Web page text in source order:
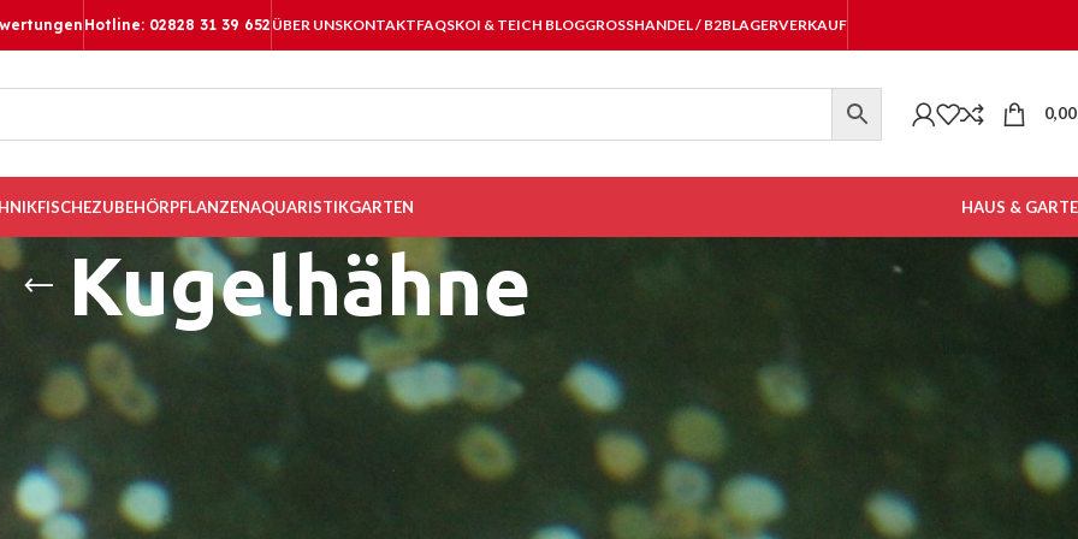
Hotline: 02828 31 39 652 ÜBER UNSKONTAKTFAQSKOI & TEICH BLOGGROSSHANDEL / B2B LAGERVERKAUF
FISCHEZUBEHÖRPFLANZENAQUARISTIKGARTEN HAUS &
Kugelhähne
für den Teichbau kaufen
Shop finden Sie eine ausgewählte Auswahl von Kugelhähnen für verschiedene Anwendungen. Die Kugelhähne, welche als
beliebter werden, neben Zugschieber, finden Sie bei uns in diversen Größen.
zum Teichbau oder einem aktuellen Umbauprojekt an Ihrem Teich? Unsere Experten helfen Ihnen gerne bei Fragen und beraten Sie
der richtigen Produkte gerne weiter.